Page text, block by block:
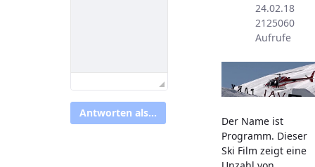
Antworten als...
24.02.18
2125060
Aufrufe
Der Name ist
Programm. Dieser
Ski Film zeigt eine